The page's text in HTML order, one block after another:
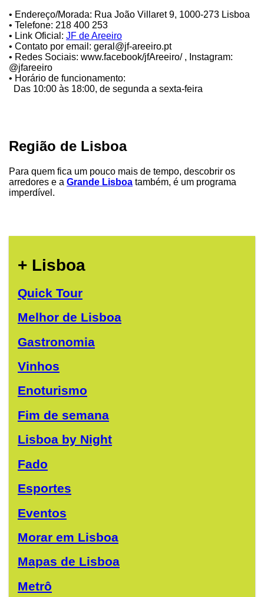
• Endereço/Morada: Rua João Villaret 9, 1000-273 Lisboa
• Telefone: 218 400 253
• Link Oficial: JF de Areeiro
• Contato por email: geral@jf-areeiro.pt
• Redes Sociais: www.facebook/jfAreeiro/ , Instagram:
@jfareeiro
• Horário de funcionamento:
Das 10:00 às 18:00, de segunda a sexta-feira
Região de Lisboa
Para quem fica um pouco mais de tempo, descobrir os
arredores e a Grande Lisboa também, é um programa
imperdível.
+ Lisboa
Quick Tour
Melhor de Lisboa
Gastronomia
Vinhos
Enoturismo
Fim de semana
Lisboa by Night
Fado
Esportes
Eventos
Morar em Lisboa
Mapas de Lisboa
Metrô